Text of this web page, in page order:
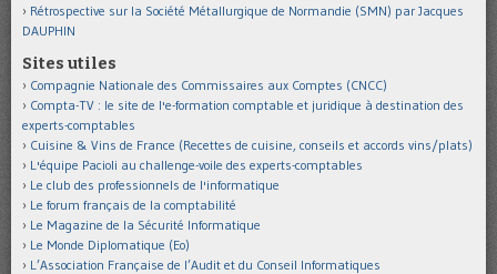
Rétrospective sur la Société Métallurgique de Normandie (SMN) par Jacques
DAUPHIN
Sites utiles
Compagnie Nationale des Commissaires aux Comptes (CNCC)
Compta-TV : le site de l'e-formation comptable et juridique à destination des
experts-comptables
Cuisine & Vins de France (Recettes de cuisine, conseils et accords vins/plats)
L'équipe Pacioli au challenge-voile des experts-comptables
Le club des professionnels de l'informatique
Le forum français de la comptabilité
Le Magazine de la Sécurité Informatique
Le Monde Diplomatique (Eo)
L’Association Française de l’Audit et du Conseil Informatiques